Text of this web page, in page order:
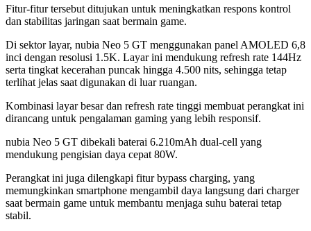
Fitur-fitur tersebut ditujukan untuk meningkatkan respons kontrol
dan stabilitas jaringan saat bermain game.
Di sektor layar, nubia Neo 5 GT menggunakan panel AMOLED 6,8
inci dengan resolusi 1.5K. Layar ini mendukung refresh rate 144Hz
serta tingkat kecerahan puncak hingga 4.500 nits, sehingga tetap
terlihat jelas saat digunakan di luar ruangan.
Kombinasi layar besar dan refresh rate tinggi membuat perangkat ini
dirancang untuk pengalaman gaming yang lebih responsif.
nubia Neo 5 GT dibekali baterai 6.210mAh dual-cell yang
mendukung pengisian daya cepat 80W.
Perangkat ini juga dilengkapi fitur bypass charging, yang
memungkinkan smartphone mengambil daya langsung dari charger
saat bermain game untuk membantu menjaga suhu baterai tetap
stabil.